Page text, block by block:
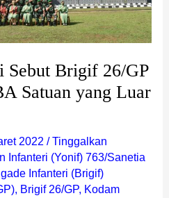
Sebut Brigif 26/GP
Satuan yang Luar
2022 /Tinggalkan
Infanteri (Yonif) 763/Sanetia
Infanteri (Brigif)
, Brigif 26/GP, Kodam